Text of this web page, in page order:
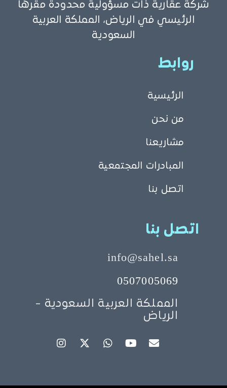
شركة عقارية ذات مسؤولية محدودة مقرها
الرئيسي في الرياض، المملكة العربية
السعودية
روابط
الرئيسية
من نحن
مشاريعنا
المبادرات المجتمعية
اتصل بنا
اتصل بنا
info@sahel.sa
0507005069
المملكة العربية السعودية -
الرياض